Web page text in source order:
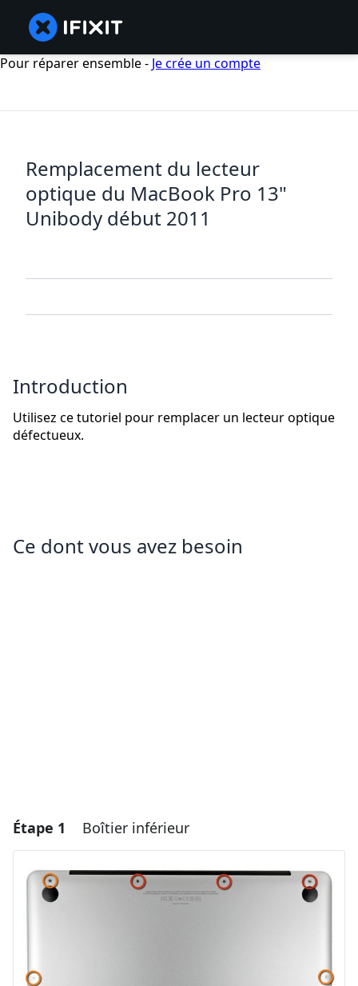
Pour réparer ensemble - Je crée un compte
Remplacement du lecteur
optique du MacBook Pro 13"
Unibody début 2011
Introduction
Utilisez ce tutoriel pour remplacer un lecteur optique
défectueux.
Ce dont vous avez besoin
Étape 1 Boîtier inférieur